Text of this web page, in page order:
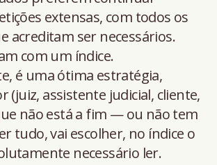
extensas, com todos os
acreditam ser necessários.
com um índice.
é uma ótima estratégia,
(juiz, assistente judicial, cliente,
não está a fim — ou não tem
tudo, vai escolher, no índice o
necessário ler.